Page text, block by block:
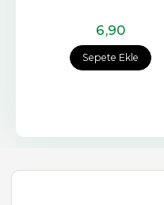
Sepete Ekle
6,90